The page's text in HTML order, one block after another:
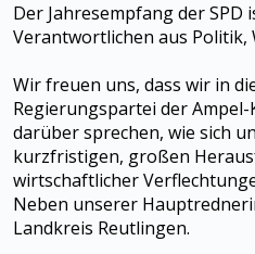
Der Jahresempfang der
Verantwortlichen aus
Wir freuen uns, dass wir in
Regierungspartei der
darüber sprechen, wie sich
kurzfristigen, großen
wirtschaftlicher
Neben unserer
Landkreis Reutlingen.